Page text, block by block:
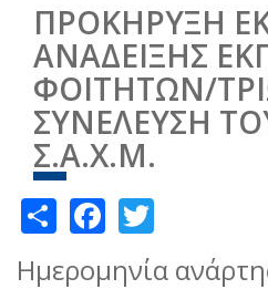
ΠΡΟΚΗΡΥΞΗ
ΑΝΑΔΕΙΞΗΣ
ΦΟΙΤΗΤΩΝ/
ΣΥΝΕΛΕΥΣΗ
Σ.Α.Χ.Μ.
ShareFacebook
Ημερομηνία